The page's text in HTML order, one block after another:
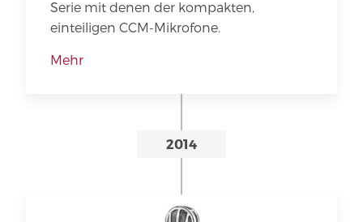
Serie mit denen der kompakten,
einteiligen CCM-Mikrofone.
Mehr
2014